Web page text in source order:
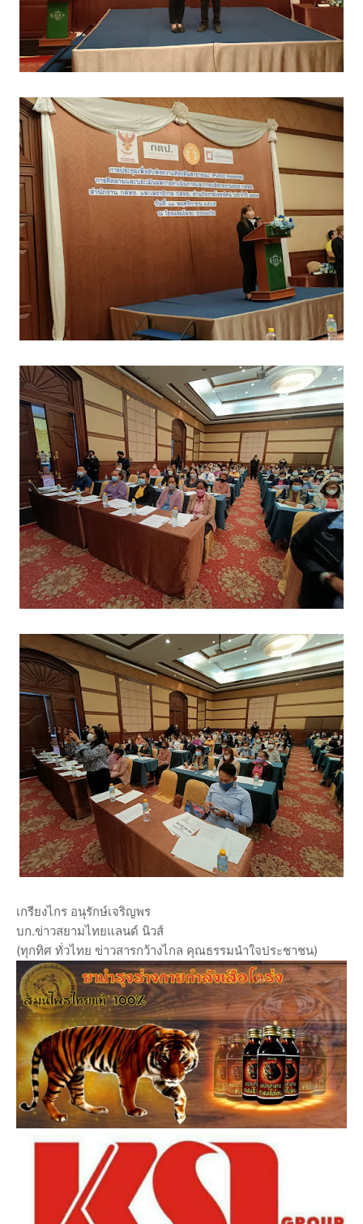
เกรียงไกร อนุรักษ์เจริญพร
บก.ข่าวสยามไทยแลนด์ นิวส์
(ทุกทิศ ทั่วไทย ข่าวสารกว้างไกล คุณธรรมนำใจประชาชน)